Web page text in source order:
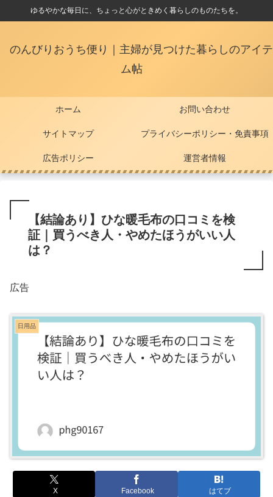
ゆるやかな毎日に、ちょっと心がときめく暮らしのものたちを。
のんびりおうち便り｜主婦が見つけた暮らしのアイテ
ム帖
ホーム お問い合わせ
サイトマップ プライバシーポリシー・免責事項
広告ポリシー 運営者情報
【結論あり】ひな暖毛布の口コミを検
証｜買うべき人・やめたほうがいい人
は？
広告
日用品
X Facebook はてブ